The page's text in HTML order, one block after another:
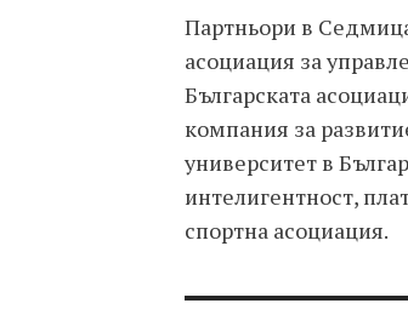
Партньори в
асоциация за
Българската
компания за
университет в
интелигентност,
спортна асоциация.